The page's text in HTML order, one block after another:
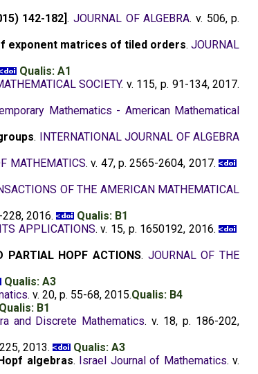
142-182].JOURNAL OF ALGEBRA. v. 506, p.
exponent matrices of tiled orders.JOURNAL
Qualis: A1
SOCIETY. v. 115, p. 91-134, 2017.
Mathematics - American Mathematical
.
INTERNATIONAL JOURNAL OF ALGEBRA
MATHEMATICS. v. 47, p. 2565-2604, 2017.
OF THE AMERICAN MATHEMATICAL
228, 2016.
Qualis: B1
APPLICATIONS. v. 15, p. 1650192, 2016.
PARTIAL HOPF ACTIONS. JOURNAL OF THE
Qualis: A3
. v. 20, p. 55-68, 2015.Qualis: B4
Qualis: B1
and Discrete Mathematics. v. 18, p. 186-202,
2013.
Qualis: A3
algebras. Israel Journal of Mathematics. v.